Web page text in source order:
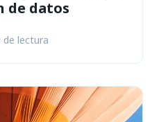
de datos
lectura